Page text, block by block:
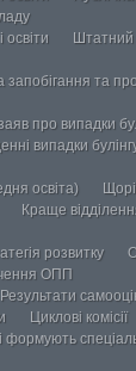
освіти
Штатний
та
про випадки
випадки
освіта)
Краще
розвитку
ОПП
Результати
Циклові комісії
формують